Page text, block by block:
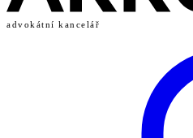
advokátní kancelář